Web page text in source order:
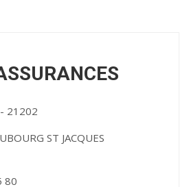
- 21202
ST JACQUES
80